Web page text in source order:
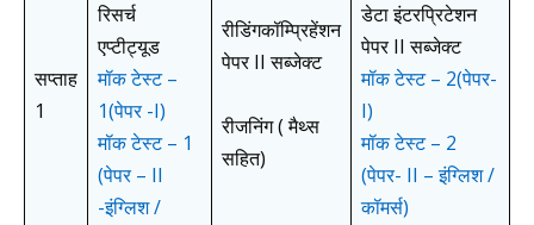
सप्ताह
1
रिसर्च
एप्टीट्यूड
मॉक टेस्ट –
1(पेपर -I)
मॉक टेस्ट – 1
(पेपर – II
-इंग्लिश /
रीडिंगकॉम्प्रिहेंशन
पेपर II सब्जेक्ट
रीजनिंग ( मैथ्स
सहित)
डेटा इंटरप्रिटेशन
पेपर II सब्जेक्ट
मॉक टेस्ट – 2(पेपर-
I)
मॉक टेस्ट – 2
(पेपर- II – इंग्लिश /
कॉमर्स)